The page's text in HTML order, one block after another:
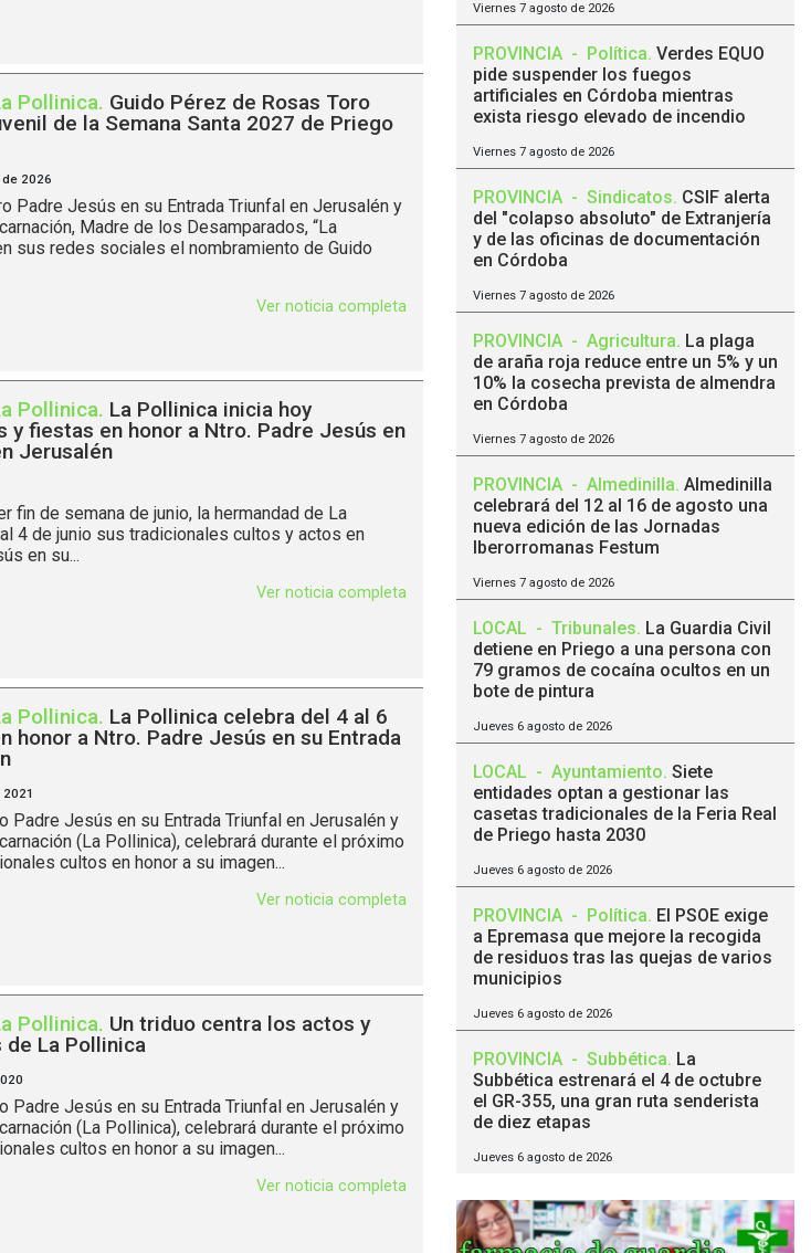
Pollinica. Guido Pérez de Rosas Toro
de la Semana Santa 2027 de Priego
2026
Padre Jesús en su Entrada Triunfal en Jerusalén y
Madre de los Desamparados, “La
sus redes sociales el nombramiento de Guido
Ver noticia completa
Pollinica. La Pollinica inicia hoy
y fiestas en honor a Ntro. Padre Jesús en
Jerusalén
fin de semana de junio, la hermandad de La
4 de junio sus tradicionales cultos y actos en
en su...
Ver noticia completa
Pollinica. La Pollinica celebra del 4 al 6
honor a Ntro. Padre Jesús en su Entrada
Padre Jesús en su Entrada Triunfal en Jerusalén y
(La Pollinica), celebrará durante el próximo
cultos en honor a su imagen...
Ver noticia completa
Pollinica. Un triduo centra los actos y
La Pollinica
Padre Jesús en su Entrada Triunfal en Jerusalén y
(La Pollinica), celebrará durante el próximo
cultos en honor a su imagen...
Ver noticia completa
Viernes 7 agosto de 2026
PROVINCIA - Política. Verdes EQUO
pide suspender los fuegos
artificiales en Córdoba mientras
exista riesgo elevado de incendio
Viernes 7 agosto de 2026
PROVINCIA - Sindicatos. CSIF alerta
del "colapso absoluto" de Extranjería
y de las oficinas de documentación
en Córdoba
Viernes 7 agosto de 2026
PROVINCIA - Agricultura. La plaga
de araña roja reduce entre un 5% y un
10% la cosecha prevista de almendra
en Córdoba
Viernes 7 agosto de 2026
PROVINCIA - Almedinilla. Almedinilla
celebrará del 12 al 16 de agosto una
nueva edición de las Jornadas
Iberorromanas Festum
Viernes 7 agosto de 2026
LOCAL - Tribunales. La Guardia Civil
detiene en Priego a una persona con
79 gramos de cocaína ocultos en un
bote de pintura
Jueves 6 agosto de 2026
LOCAL - Ayuntamiento. Siete
entidades optan a gestionar las
casetas tradicionales de la Feria Real
de Priego hasta 2030
Jueves 6 agosto de 2026
PROVINCIA - Política. El PSOE exige
a Epremasa que mejore la recogida
de residuos tras las quejas de varios
municipios
Jueves 6 agosto de 2026
PROVINCIA - Subbética. La
Subbética estrenará el 4 de octubre
el GR-355, una gran ruta senderista
de diez etapas
Jueves 6 agosto de 2026